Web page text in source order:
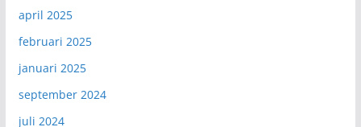
april 2025
februari 2025
januari 2025
september 2024
juli 2024